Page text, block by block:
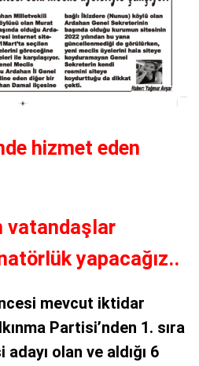
hizmet eden
vatandaşlar
yapacağız..
mevcut iktidar
Partisi’nden 1. sıra
olan ve aldığı 6